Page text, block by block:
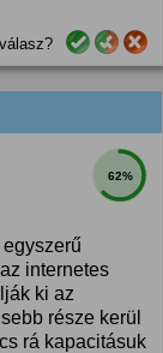
62%
internetes
ki az
része kerül
rá kapacitásuk